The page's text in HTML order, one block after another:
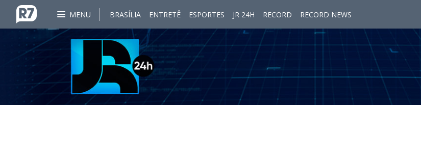
MENU BRASÍLIA ENTRETÊ ESPORTES JR 24H RECORD RECORD NEWS